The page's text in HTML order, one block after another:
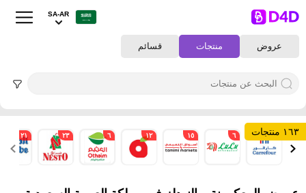
عروض منتجات قسائم
SA-AR
١٦٣ منتجات ٧ ٦ ١٥ ١٢ ٦ ٢٣ ٢١